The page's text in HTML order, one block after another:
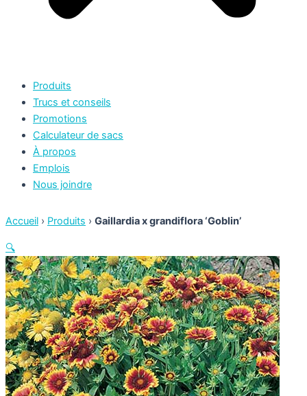
Produits
Trucs et conseils
Promotions
Calculateur de sacs
À propos
Emplois
Nous joindre
Accueil › Produits › Gaillardia x grandiflora ‘Goblin’
🔍